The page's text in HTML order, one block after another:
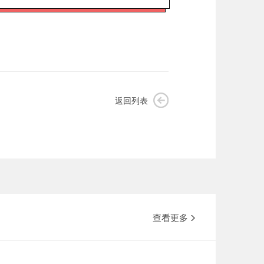
返回列表
查看更多